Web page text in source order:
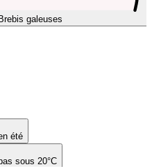
Brebis galeuses
été
sous 20°C